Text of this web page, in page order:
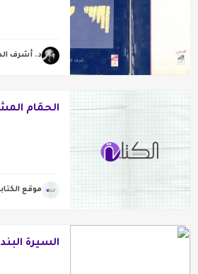
د. أشرف
الحمَام
موقع
السيرة